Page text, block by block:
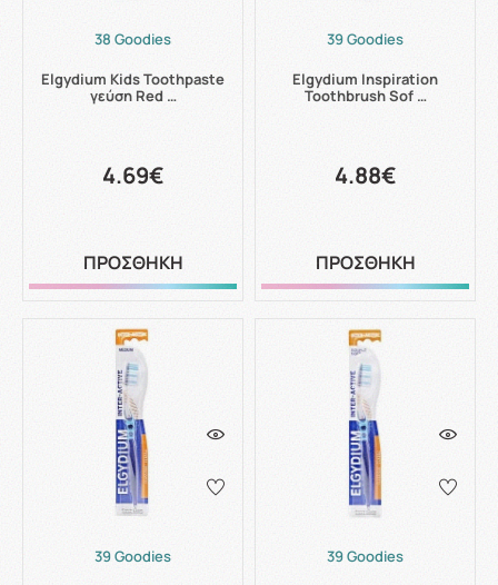
38 Goodies
Elgydium Kids Toothpaste
γεύση Red …
4.69€
ΠΡΟΣΘΗΚΗ
39 Goodies
Elgydium Inspiration
Toothbrush Sof …
4.88€
ΠΡΟΣΘΗΚΗ
39 Goodies
39 Goodies